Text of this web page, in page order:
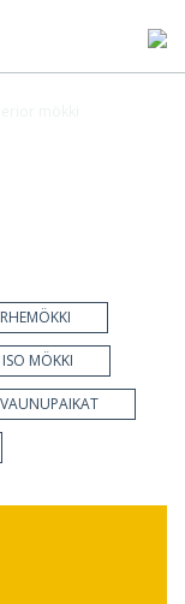
ISO MÖKKI
VAUNUPAIKAT